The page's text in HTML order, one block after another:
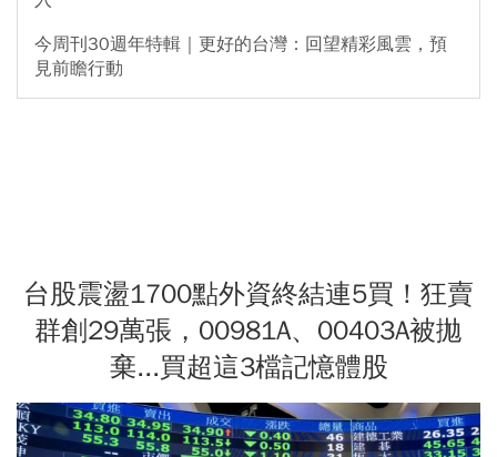
今周刊30週年特輯｜更好的台灣：回望精彩風雲，預
見前瞻行動
台股震盪1700點外資終結連5買！狂賣
群創29萬張，00981A、00403A被拋
棄...買超這3檔記憶體股